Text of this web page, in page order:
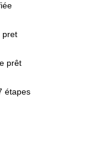
pret
prêt
étapes